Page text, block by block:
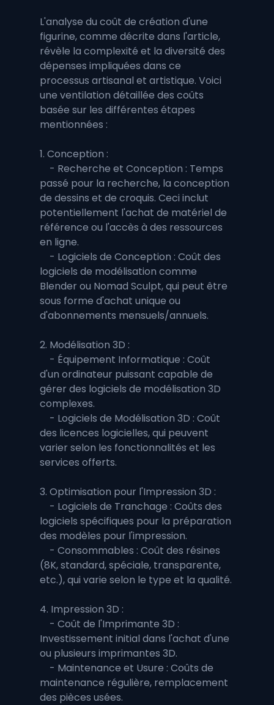
L'analyse du coût de création d'une
figurine, comme décrite dans l'article,
révèle la complexité et la diversité des
dépenses impliquées dans ce
processus artisanal et artistique. Voici
une ventilation détaillée des coûts
basée sur les différentes étapes
mentionnées :
1. Conception :
passé pour la recherche, la conception
de dessins et de croquis. Ceci inclut
potentiellement l'achat de matériel de
référence ou l'accès à des ressources
en ligne.
logiciels de modélisation comme
Blender ou Nomad Sculpt, qui peut être
sous forme d'achat unique ou
d'abonnements mensuels/annuels.
2. Modélisation 3D :
d'un ordinateur puissant capable de
gérer des logiciels de modélisation 3D
complexes.
des licences logicielles, qui peuvent
varier selon les fonctionnalités et les
services offerts.
3. Optimisation pour l'Impression 3D :
logiciels spécifiques pour la préparation
des modèles pour l'impression.
(8K, standard, spéciale, transparente,
etc.), qui varie selon le type et la qualité.
4. Impression 3D :
Investissement initial dans l'achat d'une
ou plusieurs imprimantes 3D.
maintenance régulière, remplacement
des pièces usées.